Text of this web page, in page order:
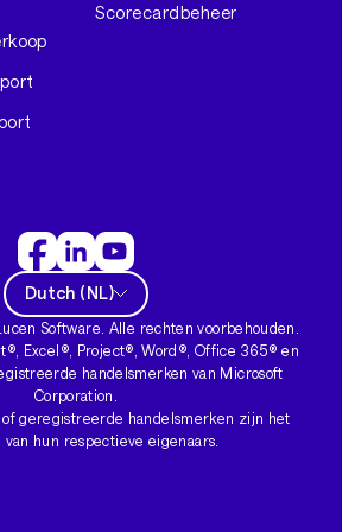
Scorecardbeheer
Dutch (NL)
Software. Alle rechten voorbehouden.
Excel®, Project®, Word®, Office 365® en
handelsmerken van Microsoft
Corporation.
geregistreerde handelsmerken zijn het
hun respectieve eigenaars.